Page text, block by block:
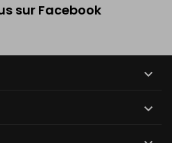
sur Facebook

